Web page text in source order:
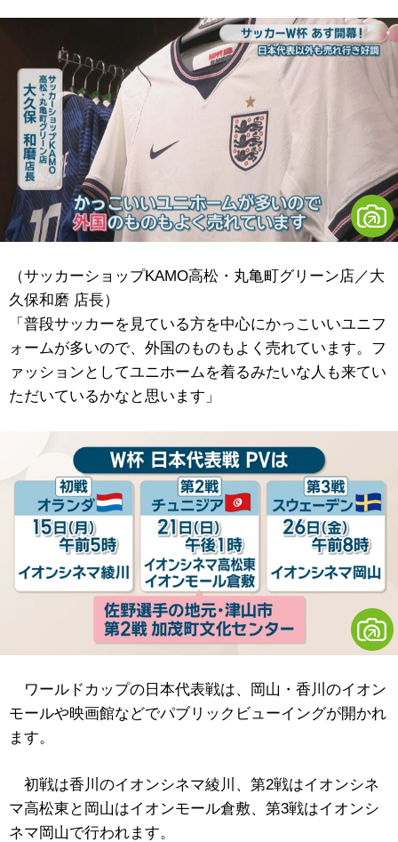
（サッカーショップKAMO高松・丸亀町グリーン店／大
久保和磨 店長）
「普段サッカーを見ている方を中心にかっこいいユニフ
ォームが多いので、外国のものもよく売れています。フ
ァッションとしてユニホームを着るみたいな人も来てい
ただいているかなと思います」
ワールドカップの日本代表戦は、岡山・香川のイオン
モールや映画館などでパブリックビューイングが開かれ
ます。
初戦は香川のイオンシネマ綾川、第2戦はイオンシネ
マ高松東と岡山はイオンモール倉敷、第3戦はイオンシ
ネマ岡山で行われます。